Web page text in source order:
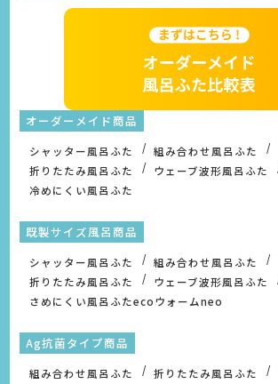
オーダーメイド商品
シャッター風呂ふた
組み合わせ風呂ふた
折りたたみ風呂ふた
ウェーブ波形風呂ふた
冷めにくい風呂ふた
既製サイズ風呂商品
シャッター風呂ふた
組み合わせ風呂ふた
折りたたみ風呂ふた
ウェーブ波形風呂ふた
さめにくい風呂ふたecoウォームneo
Ag抗菌タイプ商品
組み合わせ風呂ふた
折りたたみ風呂ふた